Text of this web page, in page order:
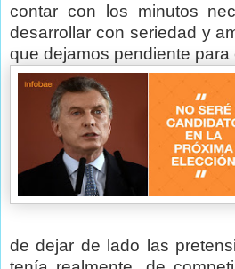
contar con los minutos
desarrollar con seriedad y
que dejamos pendiente
de dejar de lado las